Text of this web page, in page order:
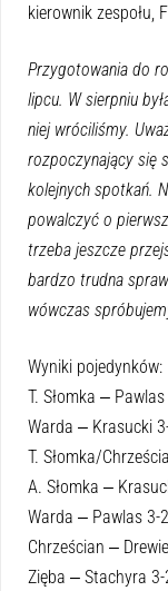
kierownik zespołu,
Przygotowania do
lipcu. W sierpniu
niej wróciliśmy.
rozpoczynający się
kolejnych spotkań.
powalczyć o
trzeba jeszcze
bardzo trudna
wówczas
Wyniki pojedynków:
T. Słomka ‒
Warda ‒ Krasucki
T. Słomka/
A. Słomka ‒
Warda ‒ Pawlas 3-2
Chrześcian ‒
Zięba ‒ Stachyra 3-